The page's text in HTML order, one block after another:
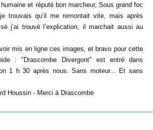
et réputé bon marcheur, Sous grand foc
trouvais qu’il me remontait vite, mais après
j’ai trouvé l’explication, il marchait aussi au
mis en ligne ces images, et bravo pour cette
: "Drascombe Divergont" est entré dans
1 h 30 après nous. Sans moteur... Et sans
Houssin - Merci à Drascombe